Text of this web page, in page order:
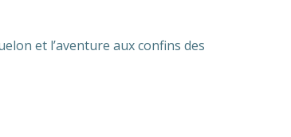
et l’aventure aux confins des